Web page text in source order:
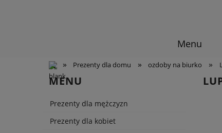
Menu
» Prezenty dla domu » ozdoby na biurko »
MENU
Prezenty dla mężczyzn
Prezenty dla kobiet